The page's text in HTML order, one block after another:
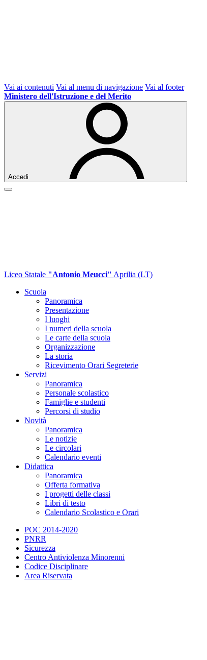
Vai ai contenuti Vai al menu di navigazione Vai al footer
Ministero dell'Istruzione e del Merito
Accedi
Liceo Statale "Antonio Meucci" Aprilia (LT)
Scuola
Panoramica
Presentazione
I luoghi
I numeri della scuola
Le carte della scuola
Organizzazione
La storia
Ricevimento Orari Segreterie
Servizi
Panoramica
Personale scolastico
Famiglie e studenti
Percorsi di studio
Novità
Panoramica
Le notizie
Le circolari
Calendario eventi
Didattica
Panoramica
Offerta formativa
I progetti delle classi
Libri di testo
Calendario Scolastico e Orari
POC 2014-2020
PNRR
Sicurezza
Centro Antiviolenza Minorenni
Codice Disciplinare
Area Riservata